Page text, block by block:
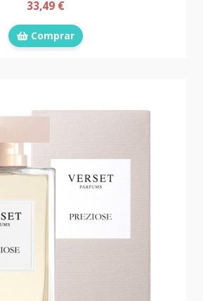
33,49 €
Comprar